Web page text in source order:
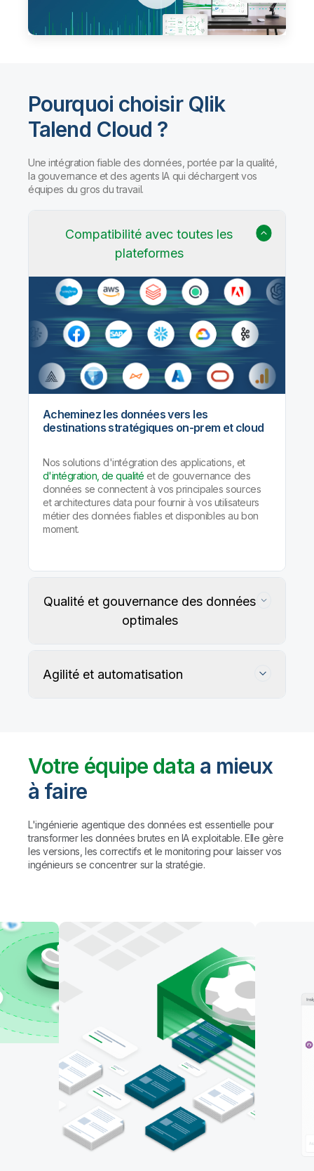
Pourquoi choisir Qlik
Talend Cloud ?
Une intégration fiable des données, portée par la qualité,
la gouvernance et des agents IA qui déchargent vos
équipes du gros du travail.
Compatibilité avec toutes les
plateformes
Acheminez les données vers les
destinations stratégiques on-prem et cloud
Nos solutions d'intégration des applications, et
d'intégration, de qualité et de gouvernance des
données se connectent à vos principales sources
et architectures data pour fournir à vos utilisateurs
métier des données fiables et disponibles au bon
moment.
Qualité et gouvernance des données
optimales
de vos données
Les règles personnalisées et les agents IA détectent
et profilent les problèmes de qualité, puis proposent
Agilité et automatisation
Automatisez la gestion du data warehouse,
des lakehouses et du data lake prêt pour l'IA
avec des agents de codage comme Claude Code
et GitHub Copilot, ou utilisez l'assistant IA de Qlik
pour travailler en langage naturel.
Votre équipe data a mieux
à faire
L'ingénierie agentique des données est essentielle pour
transformer les données brutes en IA exploitable. Elle gère
les versions, les correctifs et le monitoring pour laisser vos
ingénieurs se concentrer sur la stratégie.